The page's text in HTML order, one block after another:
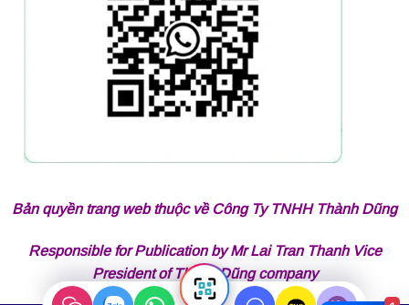
Bản quyền trang web thuộc về Công Ty TNHH Thành Dũng
Responsible for Publication by Mr Lai Tran Thanh Vice
President of Thành Dũng company